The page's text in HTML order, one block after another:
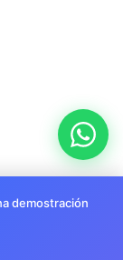
demostración